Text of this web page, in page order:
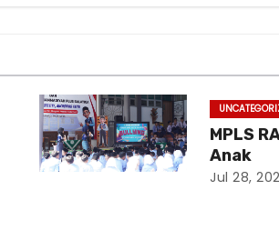
MPLS
Anak
Jul 28,